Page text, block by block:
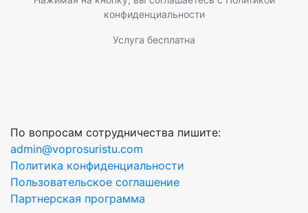
конфиденциальности
Услуга бесплатна
По вопросам сотрудничества пишите:
admin@voprosuristu.com
Политика конфиденциальности
Пользовательское соглашение
Партнерская программа